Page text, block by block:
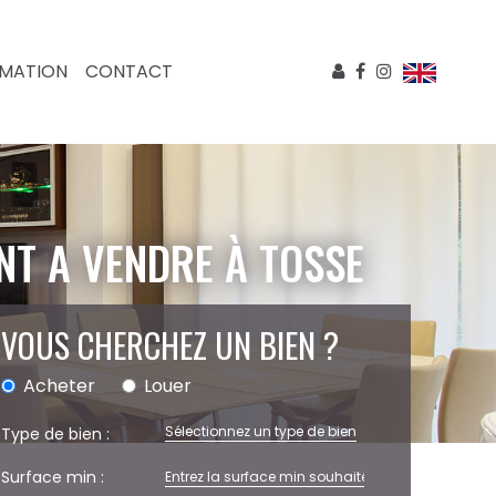
CONTACT
A VENDRE À TOSSE
VOUS CHERCHEZ UN BIEN ?
Acheter Louer
Type de bien : Sélectionnez un type de bien
Surface min :